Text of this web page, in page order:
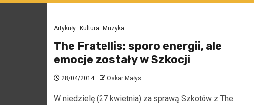
Artykuły Kultura Muzyka
The Fratellis: sporo energii, ale
emocje zostały w Szkocji
28/04/2014 Oskar Małys
W niedzielę (27 kwietnia) za sprawą Szkotów z The